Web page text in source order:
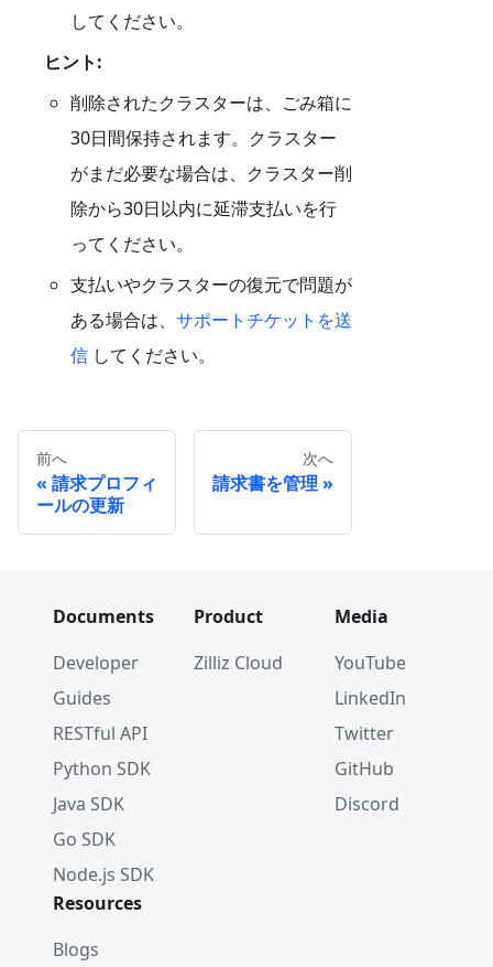
してください。
ヒント:
削除されたクラスターは、ごみ箱に
30日間保持されます。クラスター
がまだ必要な場合は、クラスター削
除から30日以内に延滞支払いを行
ってください。
支払いやクラスターの復元で問題が
ある場合は、 サポートチケットを送
信 してください。
前へ
請求プロフィ
ールの更新
次へ
請求書を管理
Documents
Developer
Guides
RESTful API
Python SDK
Java SDK
Go SDK
Node.js SDK
Product
Zilliz Cloud
Media
YouTube
LinkedIn
Twitter
GitHub
Discord
Resources
Blogs